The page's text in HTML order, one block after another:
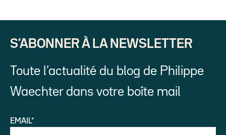
S’ABONNER À LA NEWSLETTER
Toute l’actualité du blog de Philippe
Waechter dans votre boîte mail
EMAIL*